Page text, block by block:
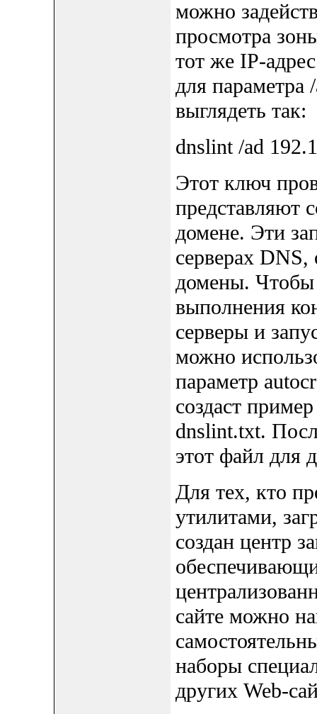
можно
просмотра
тот же IP-
для параметра
выглядеть так:
dnslint /ad
Этот ключ
представляют
домене. Эти
серверах DNS,
домены. Чтобы
выполнения
серверы и
можно
параметр
создаст
dnslint.txt.
этот файл для
Для тех, кто
утилитами,
создан центр
сайте можно
наборы
других Web-